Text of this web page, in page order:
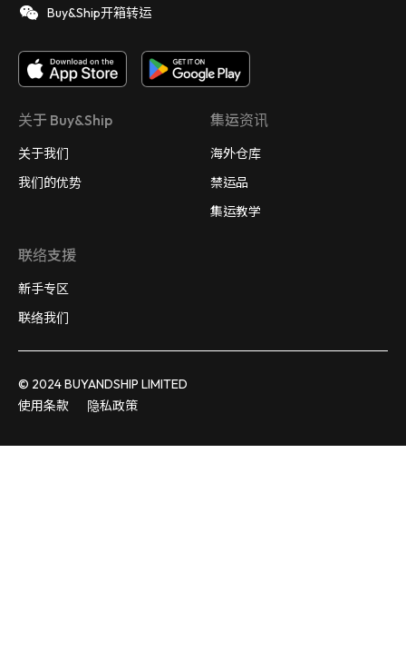
Buy&Ship开箱转运
关于 Buy&Ship
关于我们
我们的优势
集运资讯
海外仓库
禁运品
集运教学
联络支援
新手专区
联络我们
© 2024 BUYANDSHIP LIMITED
使用条款
隐私政策